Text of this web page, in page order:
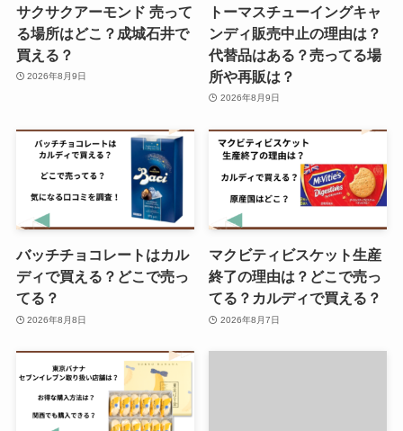
やみつきオイルは売ってない？ど
こで買える？
サクサクアーモンド 売って
る場所はどこ？成城石井で
買える？
2026年8月9日
トーマスチューイングキャ
ンディ販売中止の理由は？
代替品はある？売ってる場
所や再販は？
2026年8月9日
バッチチョコレートはカル
ディで買える？どこで売っ
てる？
2026年8月8日
マクビティビスケット生産
終了の理由は？どこで売っ
てる？カルディで買える？
2026年8月7日